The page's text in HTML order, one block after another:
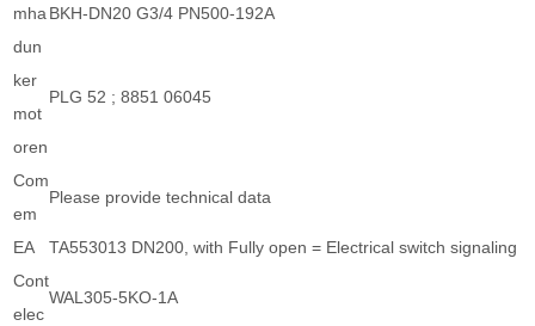
mha BKH-DN20 G3/4 PN500-192A
dun
ker
mot
oren
PLG 52 ; 8851 06045
Com
em
Please provide technical data
EA
TA553013 DN200, with Fully open = Electrical switch signaling
Cont
elec
WAL305-5KO-1A